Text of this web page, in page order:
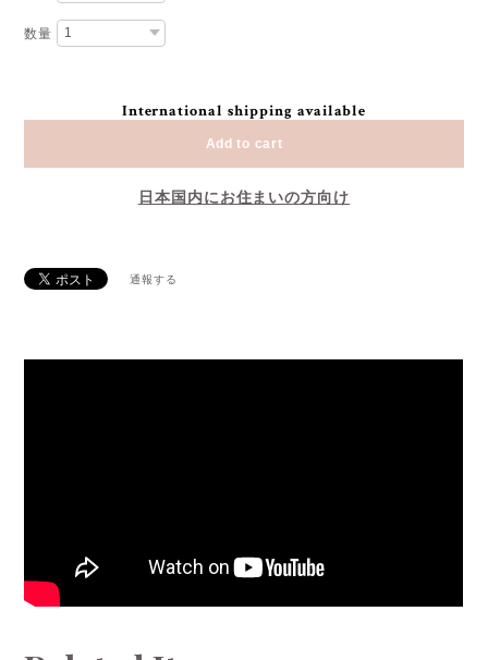
数量
International shipping available
Add to cart
日本国内にお住まいの方向け
通報する